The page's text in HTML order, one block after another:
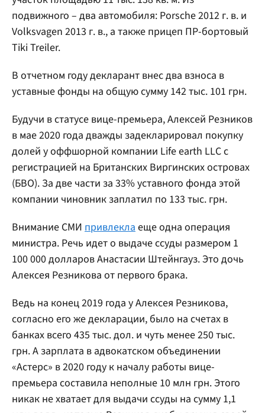
подвижного – два автомобиля: Porsche 2012 г. в. и
Volksvagen 2013 г. в., а также прицеп ПР-бортовый
Tiki Treiler.
В отчетном году декларант внес два взноса в
уставные фонды на общую сумму 142 тыс. 101 грн.
Будучи в статусе вице-премьера, Алексей Резников
в мае 2020 года дважды задекларировал покупку
долей у оффшорной компании Life earth LLC с
регистрацией на Британских Виргинских островах
(БВО). За две части за 33% уставного фонда этой
компании чиновник заплатил по 133 тыс. грн.
Внимание СМИ привлеклаеще одна операция
министра. Речь идет о выдаче ссуды размером 1
100 000 долларов Анастасии Штейнгауз. Это дочь
Алексея Резникова от первого брака.
Ведь на конец 2019 года у Алексея Резникова,
согласно его же декларации, было на счетах в
банках всего 435 тыс. дол. и чуть менее 250 тыс.
грн. А зарплата в адвокатском объединении
«Астерс» в 2020 году к началу работы вице-
премьера составила неполные 10 млн грн. Этого
никак не хватает для выдачи ссуды на сумму 1,1